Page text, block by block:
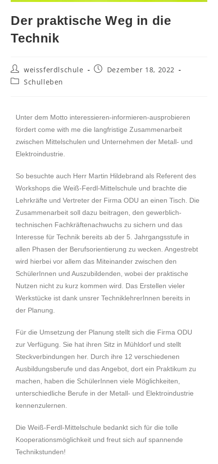
Der praktische Weg in die
Technik
weissferdlschule
Dezember 18, 2022
Schulleben
Unter dem Motto interessieren-informieren-ausprobieren
fördert come with me die langfristige Zusammenarbeit
zwischen Mittelschulen und Unternehmen der Metall- und
Elektroindustrie.
So besuchte auch Herr Martin Hildebrand als Referent des
Workshops die Weiß-Ferdl-Mittelschule und brachte die
Lehrkräfte und Vertreter der Firma ODU an einen Tisch. Die
Zusammenarbeit soll dazu beitragen, den gewerblich-
technischen Fachkräftenachwuchs zu sichern und das
Interesse für Technik bereits ab der 5. Jahrgangsstufe in
allen Phasen der Berufsorientierung zu wecken. Angestrebt
wird hierbei vor allem das Miteinander zwischen den
SchülerInnen und Auszubildenden, wobei der praktische
Nutzen nicht zu kurz kommen wird. Das Erstellen vieler
Werkstücke ist dank unsrer TechniklehrerInnen bereits in
der Planung.
Für die Umsetzung der Planung stellt sich die Firma ODU
zur Verfügung. Sie hat ihren Sitz in Mühldorf und stellt
Steckverbindungen her. Durch ihre 12 verschiedenen
Ausbildungsberufe und das Angebot, dort ein Praktikum zu
machen, haben die SchülerInnen viele Möglichkeiten,
unterschiedliche Berufe in der Metall- und Elektroindustrie
kennenzulernen.
Die Weiß-Ferdl-Mittelschule bedankt sich für die tolle
Kooperationsmöglichkeit und freut sich auf spannende
Technikstunden!